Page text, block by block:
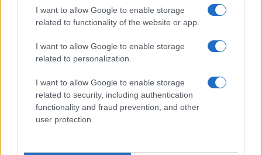
I want to allow Google to enable storage
related to functionality of the website or app.
I want to allow Google to enable storage
related to personalization.
I want to allow Google to enable storage
related to security, including authentication
functionality and fraud prevention, and other
user protection.
Como criar uma carteira de investimentos diversificada e
equilibrada
Bruno Costa · 4 ago 2026